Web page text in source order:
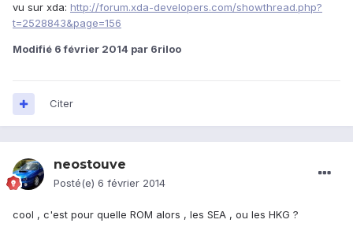
vu sur xda: http://forum.xda-developers.com/showthread.php?
t=2528843&page=156
Modifié 6 février 2014 par 6riloo
Citer
neostouve
Posté(e) 6 février 2014
cool , c'est pour quelle ROM alors , les SEA , ou les HKG ?